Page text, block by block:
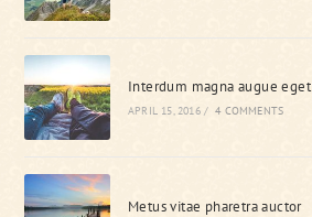
Interdum magna augue eget
APRIL 15, 2016 / 4 COMMENTS
Metus vitae pharetra auctor